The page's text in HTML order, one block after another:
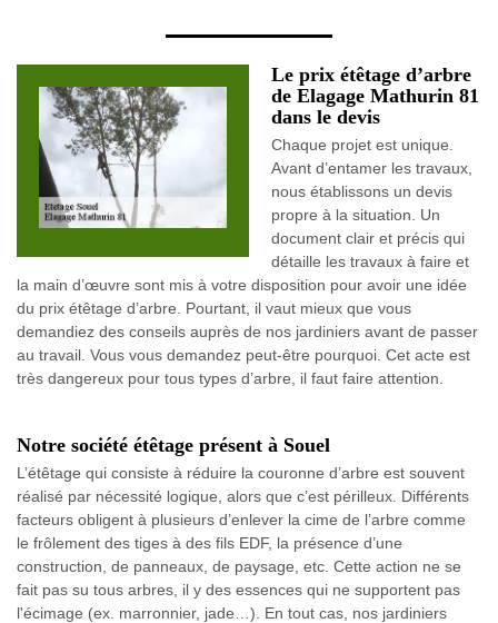
Le prix étêtage d’arbre
de Elagage Mathurin 81
dans le devis
Chaque projet est unique.
Avant d’entamer les travaux,
nous établissons un devis
propre à la situation. Un
document clair et précis qui
détaille les travaux à faire et
la main d’œuvre sont mis à votre disposition pour avoir une idée
du prix étêtage d’arbre. Pourtant, il vaut mieux que vous
demandiez des conseils auprès de nos jardiniers avant de passer
au travail. Vous vous demandez peut-être pourquoi. Cet acte est
très dangereux pour tous types d’arbre, il faut faire attention.
Notre société étêtage présent à Souel
L’étêtage qui consiste à réduire la couronne d’arbre est souvent
réalisé par nécessité logique, alors que c’est périlleux. Différents
facteurs obligent à plusieurs d’enlever la cime de l’arbre comme
le frôlement des tiges à des fils EDF, la présence d’une
construction, de panneaux, de paysage, etc. Cette action ne se
fait pas su tous arbres, il y des essences qui ne supportent pas
l'écimage (ex. marronnier, jade…). En tout cas, nos jardiniers